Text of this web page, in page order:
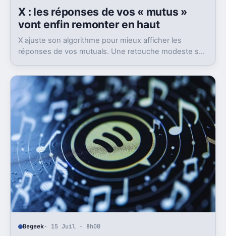
X : les réponses de vos « mutus »
vont enfin remonter en haut
X ajuste son algorithme pour mieux afficher les
réponses de vos mutuals. Une retouche modeste sur
Begeek· 15 Juil · 8h00